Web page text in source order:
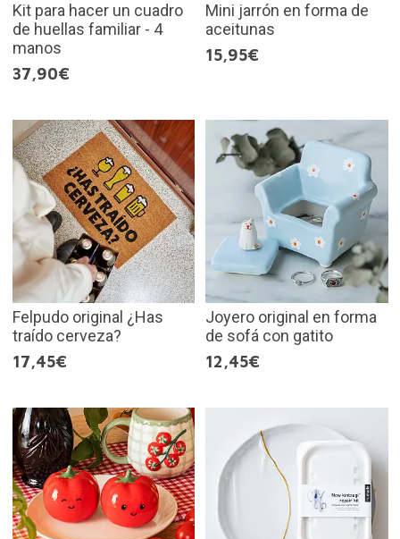
Kit para hacer un cuadro
de huellas familiar - 4
manos
37,90€
Mini jarrón en forma de
aceitunas
15,95€
Felpudo original ¿Has
traído cerveza?
17,45€
Joyero original en forma
de sofá con gatito
12,45€